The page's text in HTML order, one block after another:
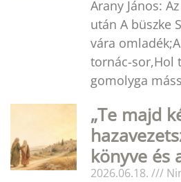
Arany János:
után A büszke
vára
tornác-sor,Hol
gomolyga
„Te majd
könyve és
2026.06.18.